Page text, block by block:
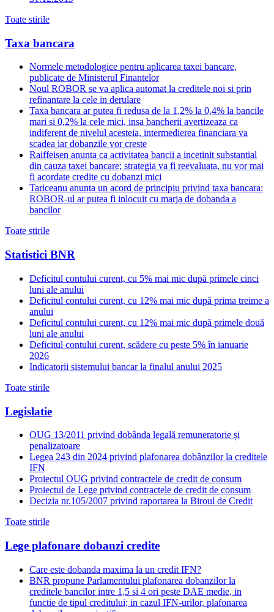
Toate stirile
Taxa bancara
Normele metodologice pentru aplicarea taxei bancare,
publicate de Ministerul Finantelor
Noul ROBOR se va aplica automat la creditele noi si prin
refinantare la cele in derulare
Taxa bancara ar putea fi redusa de la 1,2% la 0,4% la bancile
mari si 0,2% la cele mici, insa bancherii avertizeaza ca
indiferent de nivelul acesteia, intermedierea financiara va
scadea iar dobanzile vor creste
Raiffeisen anunta ca activitatea bancii a incetinit substantial
din cauza taxei bancare; strategia va fi reevaluata, nu vor mai
fi acordate credite cu dobanzi mici
Tariceanu anunta un acord de principiu privind taxa bancara:
ROBOR-ul ar putea fi inlocuit cu marja de dobanda a
bancilor
Toate stirile
Statistici BNR
Deficitul contului curent, cu 5% mai mic după primele cinci
luni ale anului
Deficitul contului curent, cu 12% mai mic după prima treime a
anului
Deficitul contului curent, cu 12% mai mic după primele două
luni ale anului
Deficitul contului curent, scădere cu peste 5% în ianuarie
2026
Indicatorii sistemului bancar la finalul anului 2025
Toate stirile
Legislatie
OUG 13/2011 privind dobânda legală remuneratorie și
penalizatoare
Legea 243 din 2024 privind plafonarea dobânzilor la creditele
IFN
Proiectul OUG privind contractele de credit de consum
Proiectul de Lege privind contractele de credit de consum
Decizia nr.105/2007 privind raportarea la Biroul de Credit
Toate stirile
Lege plafonare dobanzi credite
Care este dobanda maxima la un credit IFN?
BNR propune Parlamentului plafonarea dobanzilor la
creditele bancilor intre 1,5 si 4 ori peste DAE medie, in
functie de tipul creditului; in cazul IFN-urilor, plafonarea